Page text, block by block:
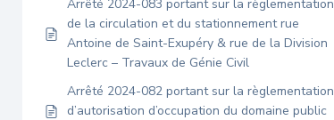
Arrêté 2024-083 portant sur la règlementation
de la circulation et du stationnement rue
Antoine de Saint-Exupéry & rue de la Division
Leclerc – Travaux de Génie Civil
Arrêté 2024-082 portant sur la règlementation
d’autorisation d’occupation du domaine public